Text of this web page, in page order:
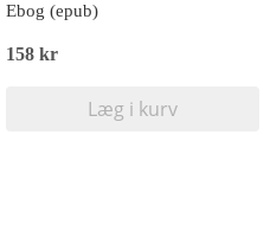
Ebog (epub)
158 kr
Læg i kurv